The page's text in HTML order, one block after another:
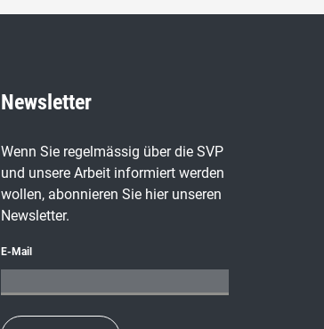
Newsletter
Wenn Sie regelmässig über die SVP
und unsere Arbeit informiert werden
wollen, abonnieren Sie hier unseren
Newsletter.
E-Mail